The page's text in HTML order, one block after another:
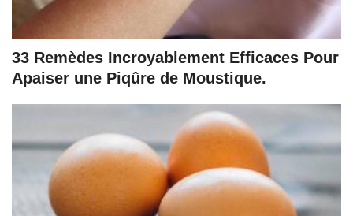
33 Remèdes Incroyablement Efficaces Pour
Apaiser une Piqûre de Moustique.